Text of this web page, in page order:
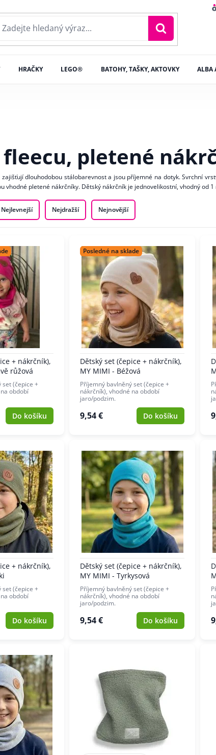
HRAČKY LEGO® BATOHY, TAŠKY, AKTOVKY ALBA
pletené
dlouhodobou stálobarevnost a jsou příjemné na dotyk. Svrchní
vhodné pletené nákrčníky. Dětský nákrčník je jednovelikostní, vhodný od 1
Nejlevnejší Nejdražší Nejnovější
+ nákrčník),
růžová
set (čepice +
období
Do košíku
Posledné na sklade
Dětský set (čepice + nákrčník),
MY MIMI - Béžová
Příjemný bavlněný set (čepice +
nákrčník), vhodné na období
jaro/podzim.
9,54 € Do košíku
+ nákrčník),
set (čepice +
období
Do košíku
Dětský set (čepice + nákrčník),
MY MIMI - Tyrkysová
Příjemný bavlněný set (čepice +
nákrčník), vhodné na období
jaro/podzim.
9,54 € Do košíku